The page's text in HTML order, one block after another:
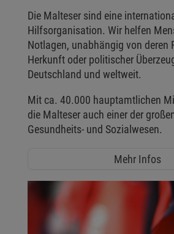
Die Malteser sind eine
Hilfsorganisation. Wir helfen
Notlagen, unabhängig von deren
Herkunft oder politischer
Deutschland und weltweit.
Mit ca. 40.000 hauptamtlichen
die Malteser auch einer der
Gesundheits- und Sozialwesen.
Mehr Infos